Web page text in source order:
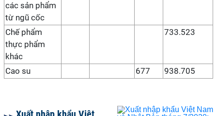
các sản phẩm
từ ngũ cốc
Chế phẩm
thực phẩm
khác
733.523
Cao su 677 938.705